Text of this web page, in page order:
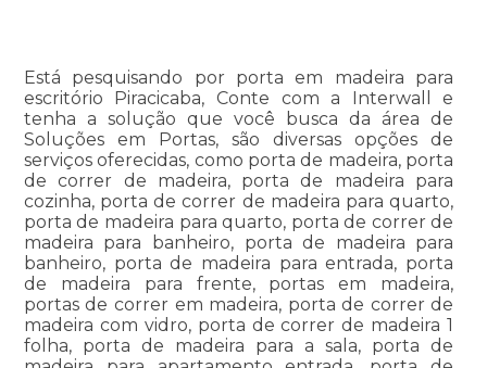
Está pesquisando por porta em madeira para
escritório Piracicaba, Conte com a Interwall e
tenha a solução que você busca da área de
Soluções em Portas, são diversas opções de
serviços oferecidas, como porta de madeira, porta
de correr de madeira, porta de madeira para
cozinha, porta de correr de madeira para quarto,
porta de madeira para quarto, porta de correr de
madeira para banheiro, porta de madeira para
banheiro, porta de madeira para entrada, porta
de madeira para frente, portas em madeira,
portas de correr em madeira, porta de correr de
madeira com vidro, porta de correr de madeira 1
folha, porta de madeira para a sala, porta de